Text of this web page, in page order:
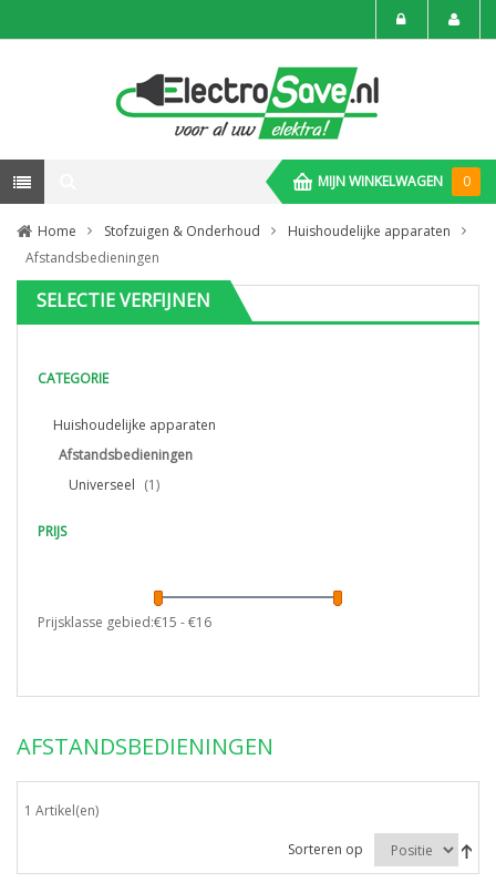
MIJN WINKELWAGEN 0
Home Stofzuigen & Onderhoud
Huishoudelijke apparaten
Afstandsbedieningen
SELECTIE VERFIJNEN
CATEGORIE
Huishoudelijke apparaten
Afstandsbedieningen
Universeel (1)
PRIJS
Prijsklasse gebied:€15 - €16
AFSTANDSBEDIENINGEN
1 Artikel(en)
Sorteren op